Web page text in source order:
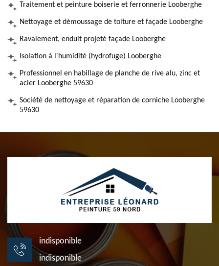
Traitement et peinture boiserie et ferronnerie Looberghe
Nettoyage et démoussage de toiture et façade Looberghe
Ravalement, enduit projeté façade Looberghe
Isolation à l'humidité (hydrofuge) Looberghe
Professionnel en habillage de planche de rive alu, zinc et
acier Looberghe 59630
Société de nettoyage et réparation de corniche Looberghe
59630
indisponible
indisponible